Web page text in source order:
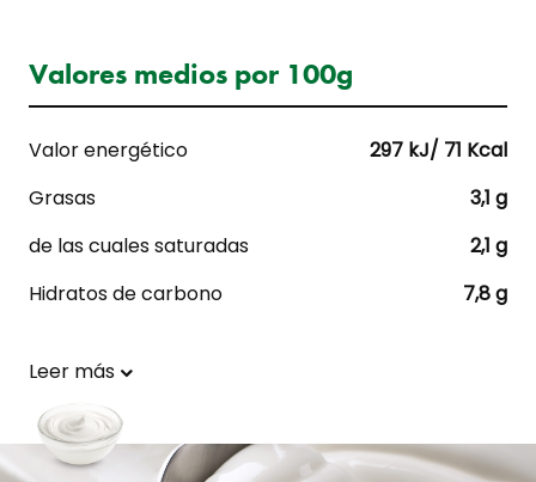
Valores medios por 100g
Valor energético
297 kJ/ 71 Kcal
Grasas
3,1 g
de las cuales saturadas
2,1 g
Hidratos de carbono
7,8 g
Leer más